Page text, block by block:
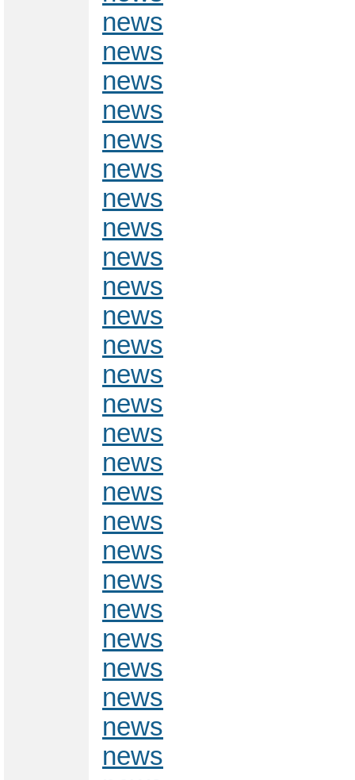
news
news
news
news
news
news
news
news
news
news
news
news
news
news
news
news
news
news
news
news
news
news
news
news
news
news